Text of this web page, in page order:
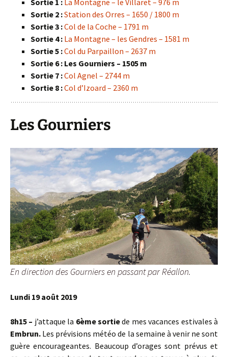
Sortie 1 : La Montagne – le Villaret – 976 m
Sortie 2 :Station des Orres – 1650 / 1800 m
Sortie 3 :Col de la Coche – 1791 m
Sortie 4 : La Montagne – les Gendres – 1581 m
Sortie 5 :Col du Parpaillon – 2637 m
Sortie 6 : Les Gourniers – 1505 m
Sortie 7 :Col Agnel – 2744 m
Sortie 8 :Col d’Izoard – 2360 m
Les Gourniers
En direction des Gourniers en passant par Réallon.
Lundi 19 août 2019
8h15 – j’attaque la 6ème sortiede mes vacances estivales à
Embrun. Les prévisions météo de la semaine à venir ne sont
guère encourageantes. Beaucoup d’orages sont prévus et